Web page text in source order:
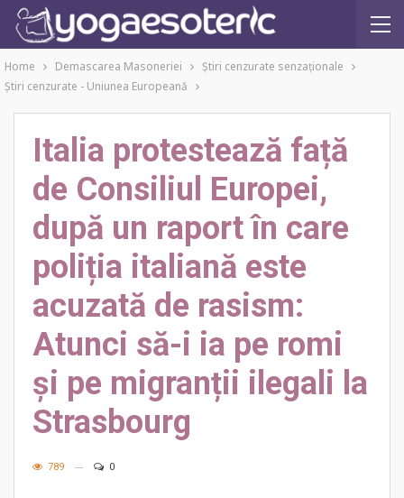
Home Demascarea Masoneriei
Ştiri cenzurate senzaţionale
Ştiri cenzurate - Uniunea Europeană
Italia protestează față
de Consiliul Europei,
după un raport în care
poliția italiană este
acuzată de rasism:
Atunci să-i ia pe romi
și pe migranții ilegali la
Strasbourg
789 0